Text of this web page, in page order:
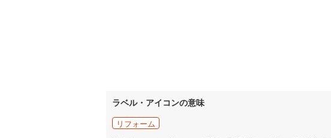
ラベル・アイコンの意味
リフォーム